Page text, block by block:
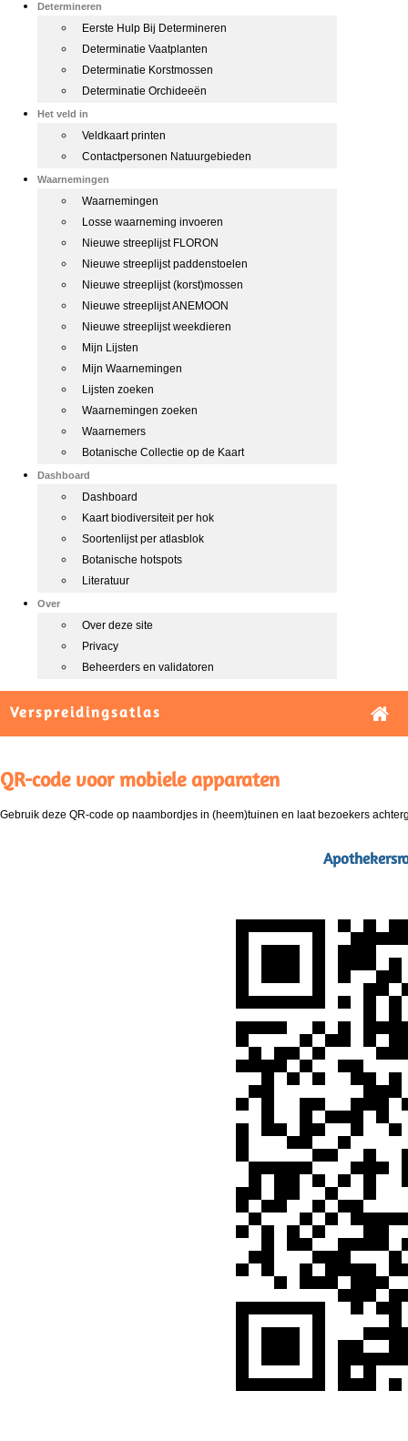
Determineren
Eerste Hulp Bij Determineren
Determinatie Vaatplanten
Determinatie Korstmossen
Determinatie Orchideeën
Het veld in
Veldkaart printen
Contactpersonen Natuurgebieden
Waarnemingen
Waarnemingen
Losse waarneming invoeren
Nieuwe streeplijst FLORON
Nieuwe streeplijst paddenstoelen
Nieuwe streeplijst (korst)mossen
Nieuwe streeplijst ANEMOON
Nieuwe streeplijst weekdieren
Mijn Lijsten
Mijn Waarnemingen
Lijsten zoeken
Waarnemingen zoeken
Waarnemers
Botanische Collectie op de Kaart
Dashboard
Dashboard
Kaart biodiversiteit per hok
Soortenlijst per atlasblok
Botanische hotspots
Literatuur
Over
Over deze site
Privacy
Beheerders en validatoren
Verspreidingsatlas
QR-code voor mobiele apparaten
Gebruik deze QR-code op naambordjes in (heem)tuinen en laat bezoekers